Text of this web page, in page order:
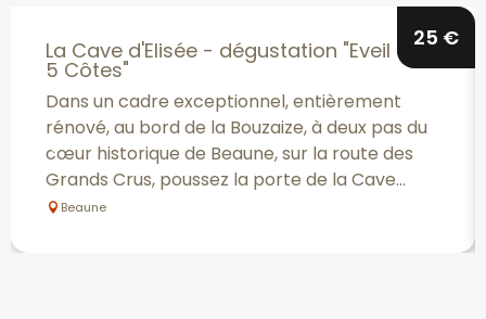
25 €
La Cave d'Elisée - dégustation "Eveil des
5 Côtes"
Dans un cadre exceptionnel, entièrement
rénové, au bord de la Bouzaize, à deux pas du
cœur historique de Beaune, sur la route des
Grands Crus, poussez la porte de la Cave...
Beaune